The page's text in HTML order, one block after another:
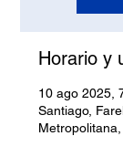
Horario y
10 ago 2025,
Santiago,